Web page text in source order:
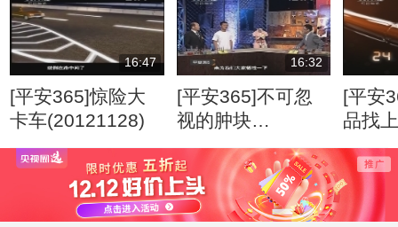
16:47
[平安365]惊险大
卡车(20121128)
16:32
[平安365]不可忽
视的肿块
(20120807)
[平安
品找